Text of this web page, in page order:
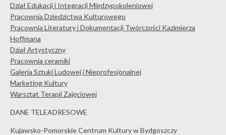
Dział Edukacji i Integracji Międzypokoleniowej
Pracownia Dziedzictwa Kulturowego
Pracownia Literatury i Dokumentacji Twórczości Kazimierza
Hoffmana
Dział Artystyczny
Pracownia ceramiki
Galeria Sztuki Ludowej i Nieprofesjonalnej
Marketing Kultury
Warsztat Terapii Zajęciowej
DANE TELEADRESOWE
Kujawsko-Pomorskie Centrum Kultury w Bydgoszczy